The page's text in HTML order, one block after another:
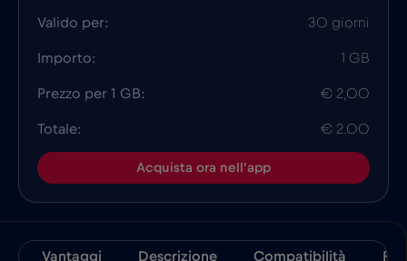
Valido per: 30 giorni
Importo: 1 GB
Prezzo per 1 GB: € 2,00
Totale: € 2.00
Acquista ora nell'app
Vantaggi Descrizione Compatibilità